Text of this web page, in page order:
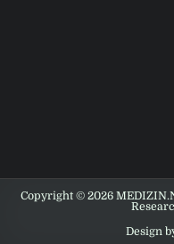
Copyright © 2026
Design